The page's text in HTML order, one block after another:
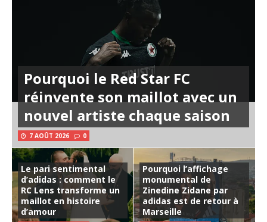
Pourquoi le Red Star FC
réinvente son maillot avec un
nouvel artiste chaque saison
7 AOÛT 2026 0
Le pari sentimental
d’adidas : comment le
RC Lens transforme un
maillot en histoire
d’amour
Pourquoi l’affichage
monumental de
Zinedine Zidane par
adidas est de retour à
Marseille